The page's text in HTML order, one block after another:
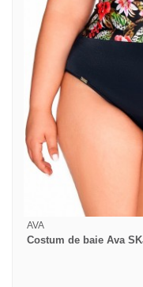
AVA
Costum de baie Ava